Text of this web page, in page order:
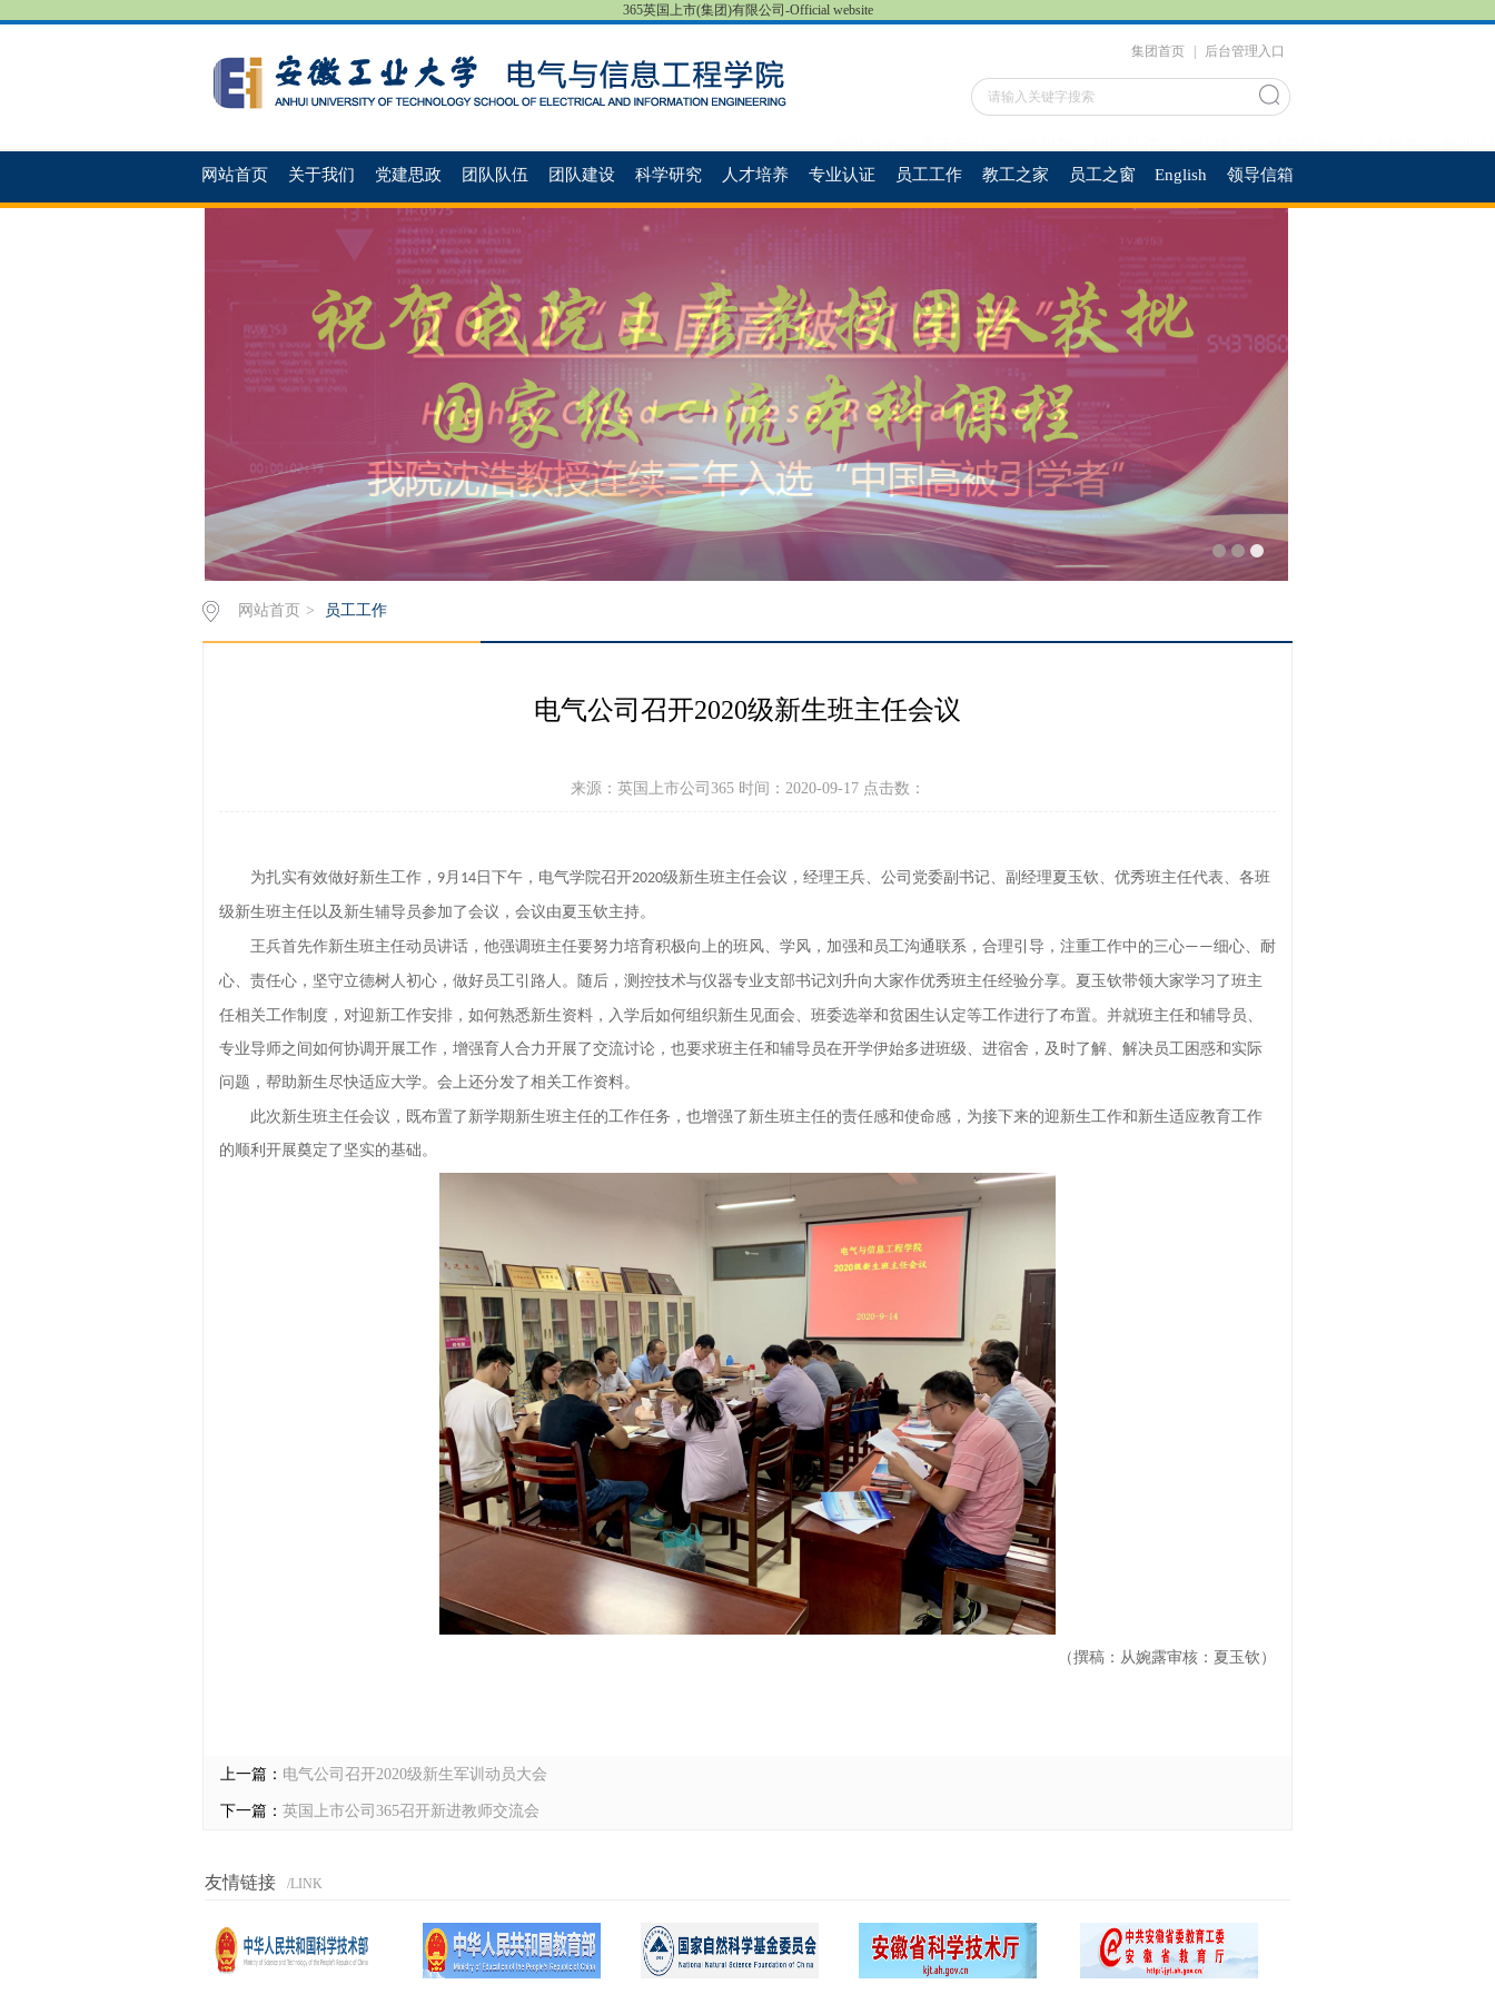
365英国上市(集团)有限公司-Official website
集团首页 后台管理入口
网站首页
关于我们 党建思政 团队队伍 团队建设 科学研究 人才培养 专业认证 员工工作 教工之家 员工之窗 English 领导信箱
网站首页 > 员工工作
电气公司召开2020级新生班主任会议
来源：英国上市公司365 时间：2020-09-17 点击数：
为扎实有效做好新生工作， 9月 14 日下午， 电气学院召开2020级新生班主任会议， 经理王兵、公司党委副书记、副经理夏玉钦、 优秀班主任代表、 各班
级新生班主任以及新生辅导员参加了会议，会议由夏玉钦主持。
王兵首先作新生班主任动员讲话，他强调班主任要努力培育积极向上的班风、学风， 加强和员工沟通联系 ，合理引导，注重工作中的三心——细心、耐
心、责任心 ， 坚守立德树人初心，做好员工引路人 。随后，测控技术与仪器专业支部书记刘升向大家作优秀班主任经验分享。 夏玉钦带领大家学习了班主
任相关工作制度，对迎新工作安排，如何熟悉新生资料，入学后如何组织新生见面会、班委选举和贫困生认定等工作进行了布置。并就班主任和辅导员、
专业导师之间如何协调开展工作，增强育人合力开展了交流讨论 ， 也要求班主任和辅导员在开学伊始多进班级、进宿舍， 及时了解、解决员工困惑和实际
问题， 帮助新生尽快适应大学。 会上还分发了相关工作资料。
此次新生班主任会议，既布置了 新学期 新生班主任的工作任务，也增强了新生班主任的责任感和使命感，为接下来的迎新生工作和新生适应教育工作
的顺利开展奠定了坚实的基础。
（撰稿：从婉露审核：夏玉钦）
上一篇： 电气公司召开2020级新生军训动员大会
下一篇： 英国上市公司365召开新进教师交流会
友情链接 /LINK